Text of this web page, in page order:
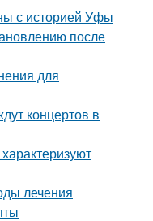
с историей Уфы
после
для
концертов в
лечения